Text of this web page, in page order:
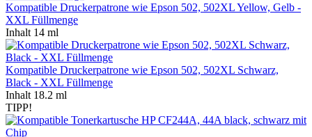
Kompatible Druckerpatrone wie Epson 502, 502XL Yellow, Gelb -
XXL Füllmenge
Inhalt 14 ml
Kompatible Druckerpatrone wie Epson 502, 502XL Schwarz,
Black - XXL Füllmenge
Inhalt 18.2 ml
TIPP!